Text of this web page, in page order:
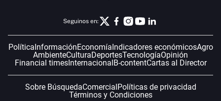
Seguinos en:
Política InformaciónEconomía Indicadores económicosAgro
AmbienteCulturaDeportesTecnologíaOpinión
Financial timesInternacional B-contentCartas al Director
Sobre BúsquedaComercial Políticas de privacidad
Términos y Condiciones